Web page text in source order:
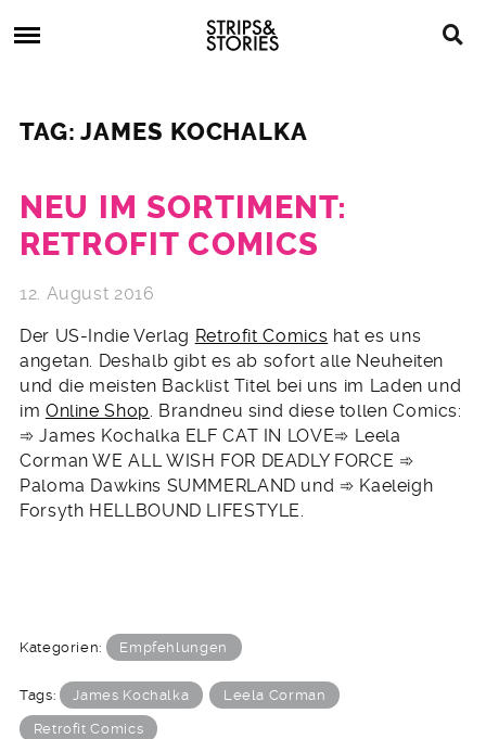
to
Strips
&
Stories
Comics,
TAG: JAMES KOCHALKA
NEU IM SORTIMENT:
RETROFIT COMICS
12. August 2016
Der US-Indie Verlag Retrofit Comics hat es uns
angetan. Deshalb gibt es ab sofort alle Neuheiten
und die meisten Backlist Titel bei uns im Laden und
im Online Shop. Brandneu sind diese tollen Comics:
➾ James Kochalka ELF CAT IN LOVE➾ Leela
Corman WE ALL WISH FOR DEADLY FORCE ➾
Paloma Dawkins SUMMERLAND und ➾ Kaeleigh
Forsyth HELLBOUND LIFESTYLE.
Kategorien: Empfehlungen
Tags: James Kochalka Leela Corman
Retrofit Comics